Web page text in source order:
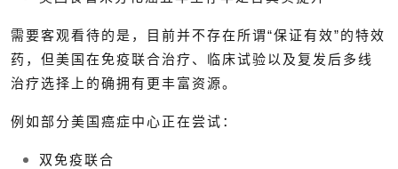
需要客观看待的是，目前并不存在所谓“保证有效”的特效
药，但美国在免疫联合治疗、临床试验以及复发后多线
治疗选择上的确拥有更丰富资源。
例如部分美国癌症中心正在尝试：
双免疫联合